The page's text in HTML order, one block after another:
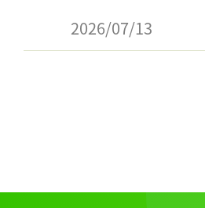
2026/07/13